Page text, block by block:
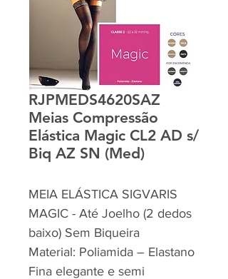
RJPMEDS4620SAZ
Meias Compressão
Elástica Magic CL2 AD s/
Biq AZ SN (Med)
MEIA ELÁSTICA SIGVARIS
MAGIC - Até Joelho (2 dedos
baixo) Sem Biqueira
Material: Poliamida – Elastano
Fina elegante e semi